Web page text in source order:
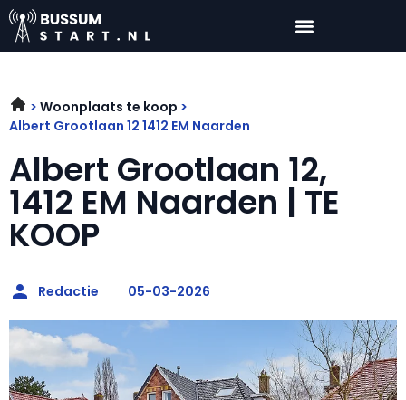
Woonplaats te koop
Albert Grootlaan 12 1412 EM Naarden
Albert Grootlaan 12,
1412 EM Naarden | TE
KOOP
Redactie 05-03-2026